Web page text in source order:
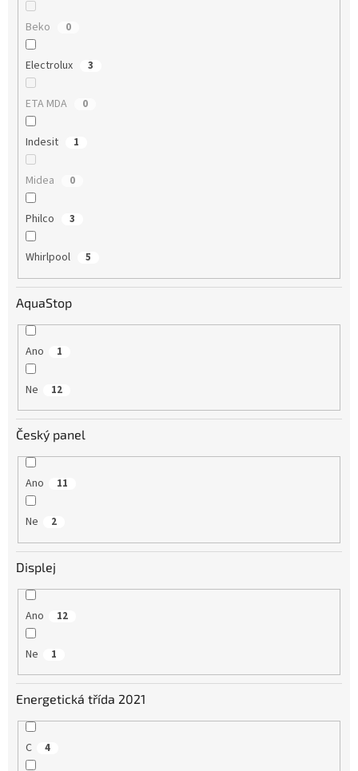
Beko 0
Electrolux 3
ETA MDA 0
Indesit 1
Midea 0
Philco 3
Whirlpool 5
AquaStop
Ano 1
Ne 12
Český panel
Ano 11
Ne 2
Displej
Ano 12
Ne 1
Energetická třída 2021
C 4